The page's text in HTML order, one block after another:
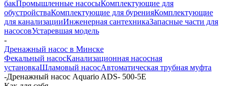
бакПромышленные насосыКомплектующие для
обустройстваКомплектующие для буренияКомплектующие
для канализацииИнженерная сантехникаЗапасные части для
насосовУстаревшая модель
-
Дренажный насос в Минске
Фекальный насосКанализационная насосная
установкаШламовый насосАвтоматическая трубная муфта
-Дренажный насос Aquario ADS- 500-5Е